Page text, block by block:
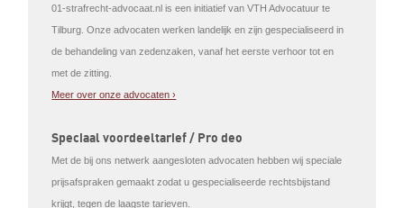
01-strafrecht-advocaat.nl is een initiatief van VTH Advocatuur te
Tilburg. Onze advocaten werken landelijk en zijn gespecialiseerd in
de behandeling van zedenzaken, vanaf het eerste verhoor tot en
met de zitting.
Meer over onze advocaten ›
Speciaal voordeeltarief / Pro deo
Met de bij ons netwerk aangesloten advocaten hebben wij speciale
prijsafspraken gemaakt zodat u gespecialiseerde rechtsbijstand
krijgt, tegen de laagste tarieven.